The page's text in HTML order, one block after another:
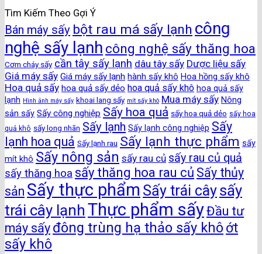
Tìm Kiếm Theo Gợi Ý
Bán máy sấy bột rau má sấy lạnh công
nghệ sấy lạnh công nghệ sấy thăng hoa
Cơm cháy sấy cần tây sấy lạnh dâu tây sấy Dược liệu sấy
Giá máy sấy Giá máy sấy lạnh hành sấy khô Hoa hồng sấy khô
Hoa quả sấy hoa quả sấy dẻo hoa quả sấy khô hoa quả sấy
lạnh Hình ảnh máy sấy khoai lang sấy mít sấy khô Mua máy sấy Nông
sản sấy Sấy công nghiệp Sấy hoa quả sấy hoa quả dẻo sấy hoa
quả khô sấy long nhãn Sấy lạnh Sấy lạnh công nghiệp Sấy
lạnh hoa quả Sấy lạnh rau Sấy lạnh thực phẩm sấy
mít khô Sấy nông sản sấy rau củ sấy rau củ quả
sấy thăng hoa sấy thăng hoa rau củ Sấy thủy
sản Sấy thực phẩm Sấy trái câysấy
trái cây lạnh Thực phẩm sấyĐầu tư
máy sấy đông trùng hạ thảo sấy khôớt
sấy khô